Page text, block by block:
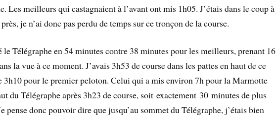
Les meilleurs qui castagnaient à l’avant ont mis 1h05. J’étais dans le coup à
je n’ai donc pas perdu de temps sur ce tronçon de la course.
le Télégraphe en 54 minutes contre 38 minutes pour les meilleurs, prenant 16
la vue à ce moment. J’avais 3h53 de course dans les pattes en haut de ce
3h10 pour le premier peloton. Celui qui a mis environ 7h pour la Marmotte
du Télégraphe après 3h23 de course, soit exactement 30 minutes de plus
pense donc pouvoir dire que jusqu’au sommet du Télégraphe, j’étais bien